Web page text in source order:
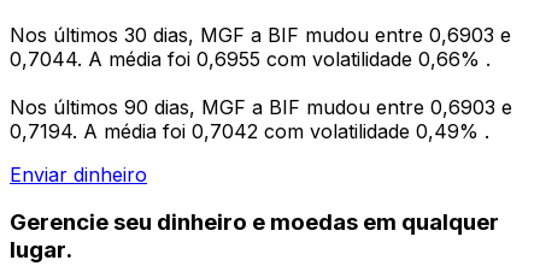
Nos últimos 30 dias, MGF a BIF mudou entre 0,6903 e
0,7044. A média foi 0,6955 com volatilidade 0,66% .
Nos últimos 90 dias, MGF a BIF mudou entre 0,6903 e
0,7194. A média foi 0,7042 com volatilidade 0,49% .
Enviar dinheiro
Gerencie seu dinheiro e moedas em qualquer
lugar.